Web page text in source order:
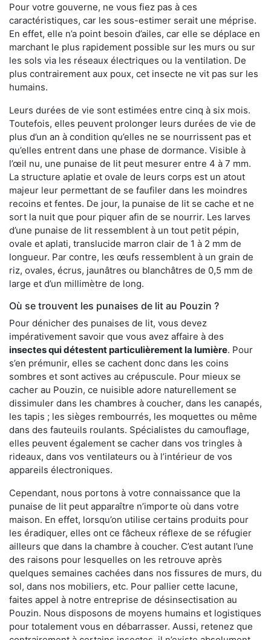
Pour votre gouverne, ne vous fiez pas à ces
caractéristiques, car les sous-estimer serait une méprise.
En effet, elle n’a point besoin d’ailes, car elle se déplace en
marchant le plus rapidement possible sur les murs ou sur
les sols via les réseaux électriques ou la ventilation. De
plus contrairement aux poux, cet insecte ne vit pas sur les
humains.
Leurs durées de vie sont estimées entre cinq à six mois.
Toutefois, elles peuvent prolonger leurs durées de vie de
plus d’un an à condition qu’elles ne se nourrissent pas et
qu’elles entrent dans une phase de dormance. Visible à
l’œil nu, une punaise de lit peut mesurer entre 4 à 7 mm.
La structure aplatie et ovale de leurs corps est un atout
majeur leur permettant de se faufiler dans les moindres
recoins et fentes. De jour, la punaise de lit se cache et ne
sort la nuit que pour piquer afin de se nourrir. Les larves
d’une punaise de lit ressemblent à un tout petit pépin,
ovale et aplati, translucide marron clair de 1 à 2 mm de
longueur. Par contre, les œufs ressemblent à un grain de
riz, ovales, écrus, jaunâtres ou blanchâtres de 0,5 mm de
large et d’un millimètre de long.
Où se trouvent les punaises de lit au Pouzin ?
Pour dénicher des punaises de lit, vous devez
impérativement savoir que vous avez affaire à des
insectes qui détestent particulièrement la lumière. Pour
s’en prémunir, elles se cachent donc dans les coins
sombres et sont actives au crépuscule. Pour mieux se
cacher au Pouzin, ce nuisible adore naturellement se
dissimuler dans les chambres à coucher, dans les canapés,
les tapis ; les sièges rembourrés, les moquettes ou même
dans des fauteuils roulants. Spécialistes du camouflage,
elles peuvent également se cacher dans vos tringles à
rideaux, dans vos ventilateurs ou à l’intérieur de vos
appareils électroniques.
Cependant, nous portons à votre connaissance que la
punaise de lit peut apparaître n’importe où dans votre
maison. En effet, lorsqu’on utilise certains produits pour
les éradiquer, elles ont ce fâcheux réflexe de se réfugier
ailleurs que dans la chambre à coucher. C’est autant l’une
des raisons pour lesquelles on les retrouve après
quelques semaines cachées dans nos fissures de murs, du
sol, dans nos mobiliers, etc. Pour pallier cette lacune,
faites appel à notre entreprise de désinsectisation au
Pouzin. Nous disposons de moyens humains et logistiques
pour totalement vous en débarrasser. Aussi, retenez que